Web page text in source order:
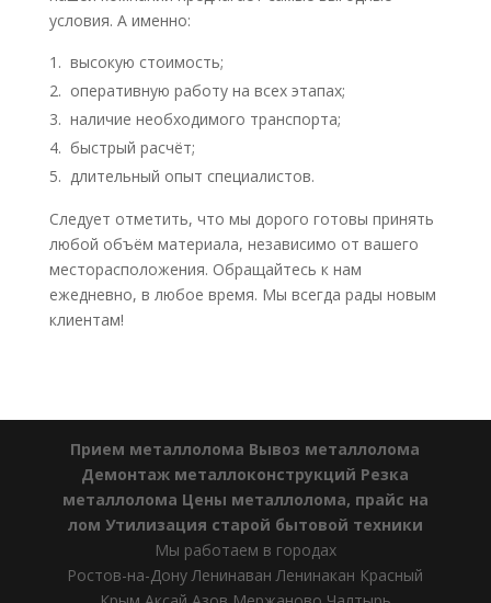
условия. А именно:
высокую стоимость;
оперативную работу на всех этапах;
наличие необходимого транспорта;
быстрый расчёт;
длительный опыт специалистов.
Следует отметить, что мы дорого готовы принять
любой объём материала, независимо от вашего
месторасположения. Обращайтесь к нам
ежедневно, в любое время. Мы всегда рады новым
клиентам!
Прием металлолома Вывоз металлолома
Демонтаж металлоконструкций Резка
металлолома Цены металлолома, прайс на
лом Утилизация старой бытовой техники
Мы работаем в городах
Ростов-на-Дону Ленинаван Ленинакан Красный